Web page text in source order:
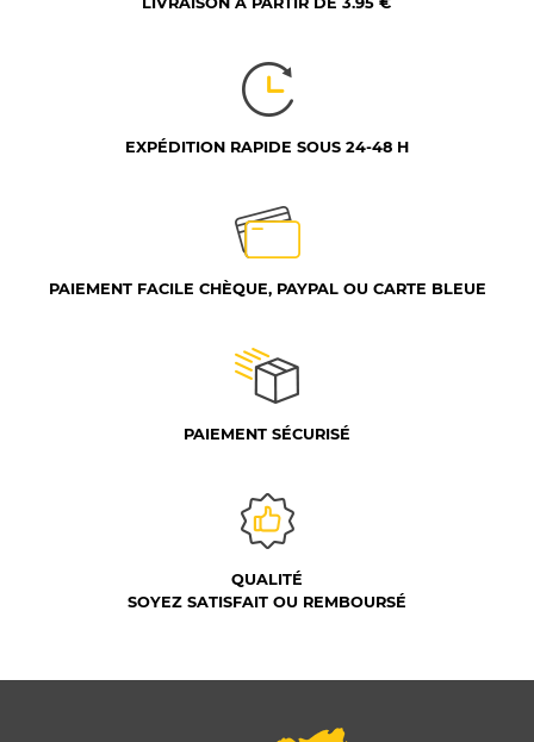
EXPÉDITION RAPIDE SOUS 24-48 H
PAIEMENT FACILE CHÈQUE, PAYPAL OU CARTE BLEUE
PAIEMENT SÉCURISÉ
QUALITÉ
SOYEZ SATISFAIT OU REMBOURSÉ